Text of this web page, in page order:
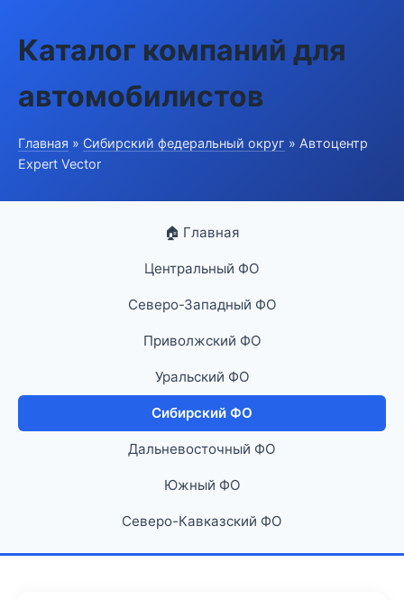
Каталог компаний для
автомобилистов
Главная » Сибирский федеральный округ » Автоцентр
Expert Vector
🏠 Главная
Центральный ФО
Северо-Западный ФО
Приволжский ФО
Уральский ФО
Сибирский ФО
Дальневосточный ФО
Южный ФО
Северо-Кавказский ФО